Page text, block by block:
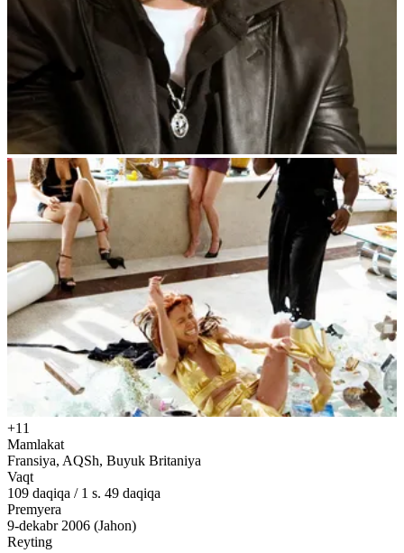
+11
Mamlakat
Fransiya, AQSh, Buyuk Britaniya
Vaqt
109 daqiqa / 1 s. 49 daqiqa
Premyera
9-dekabr 2006 (Jahon)
Reyting